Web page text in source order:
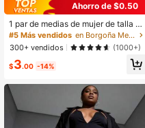
Ahorro de $0.50
1 par de medias de mujer de talla gr
ande de unicolor
#5 Más vendidos
en Borgoña Medias de mujer
300+ vendidos
(1000+)
$3.00 -14%